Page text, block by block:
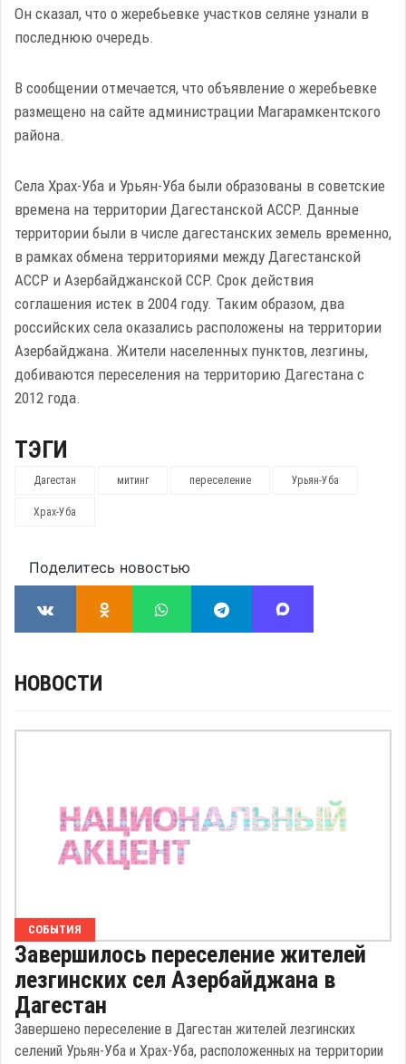
Он сказал, что о жеребьевке участков селяне узнали в
последнюю очередь.
В сообщении отмечается, что объявление о жеребьевке
размещено на сайте администрации Магарамкентского
района.
Села Храх-Уба и Урьян-Уба были образованы в советские
времена на территории Дагестанской АССР. Данные
территории были в числе дагестанских земель временно,
в рамках обмена территориями между Дагестанской
АССР и Азербайджанской ССР. Срок действия
соглашения истек в 2004 году. Таким образом, два
российских села оказались расположены на территории
Азербайджана. Жители населенных пунктов, лезгины,
добиваются переселения на территорию Дагестана с
2012 года.
ТЭГИ
Дагестан митинг переселение Урьян-Уба
Храх-Уба
Поделитесь новостью
НОВОСТИ
СОБЫТИЯ
Завершилось переселение жителей
лезгинских сел Азербайджана в
Дагестан
Завершено переселение в Дагестан жителей лезгинских
селений Урьян-Уба и Храх-Уба, расположенных на территории